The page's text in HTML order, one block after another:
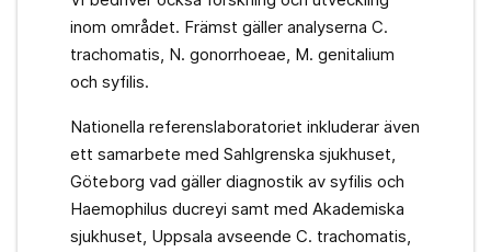
inom området. Främst gäller analyserna C.
trachomatis, N. gonorrhoeae, M. genitalium
och syfilis.
Nationella referenslaboratoriet inkluderar även
ett samarbete med Sahlgrenska sjukhuset,
Göteborg vad gäller diagnostik av syfilis och
Haemophilus ducreyi samt med Akademiska
sjukhuset, Uppsala avseende C. trachomatis,